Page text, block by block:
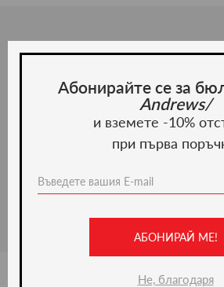
Описание
Елегантен и стилен мъжки колан
изработен от 100% естествена
катарама. Предлага се в различни
Материал и грижа
Материал: Естествена кожа
Абонирайте се за
Andrews/
и вземете -10%
при първа
АБОНИРАЙ МЕ!
Не, благодаря